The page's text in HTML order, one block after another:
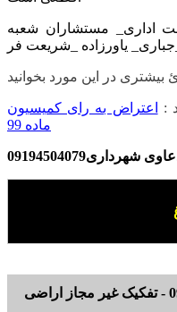
عدالت اداری_ مستشاران شعبه
یاورزاده _شریعت فر
:
اعتراض به رای کمیسیون
ماده 99
شهرداری09194504079
جریمه تفکیک غیر مجاز-09125253824 - تفکیک غیر مجاز اراضی